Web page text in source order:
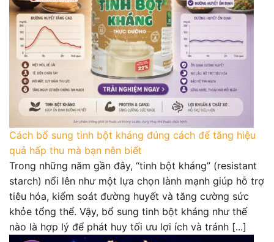
Cách bổ sung tinh bột kháng đúng cách để tăng hiệu
quả hấp thu mà bạn nên biết
Trong những năm gần đây, “tinh bột kháng” (resistant
starch) nổi lên như một lựa chọn lành mạnh giúp hỗ trợ
tiêu hóa, kiểm soát đường huyết và tăng cường sức
khỏe tổng thể. Vậy, bổ sung tinh bột kháng như thế
nào là hợp lý để phát huy tối ưu lợi ích và tránh [...]